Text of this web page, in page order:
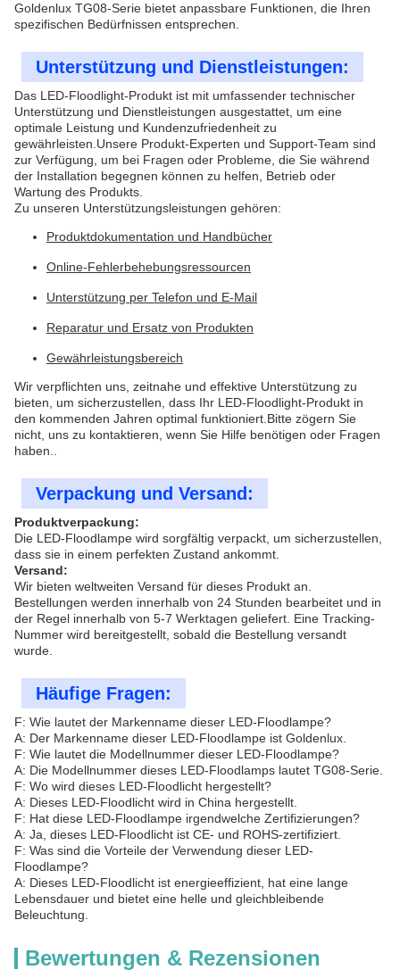
Goldenlux TG08-Serie bietet anpassbare Funktionen, die Ihren
spezifischen Bedürfnissen entsprechen.
Unterstützung und Dienstleistungen:
Das LED-Floodlight-Produkt ist mit umfassender technischer
Unterstützung und Dienstleistungen ausgestattet, um eine
optimale Leistung und Kundenzufriedenheit zu
gewährleisten.Unsere Produkt-Experten und Support-Team sind
zur Verfügung, um bei Fragen oder Probleme, die Sie während
der Installation begegnen können zu helfen, Betrieb oder
Wartung des Produkts.
Zu unseren Unterstützungsleistungen gehören:
Produktdokumentation und Handbücher
Online-Fehlerbehebungsressourcen
Unterstützung per Telefon und E-Mail
Reparatur und Ersatz von Produkten
Gewährleistungsbereich
Wir verpflichten uns, zeitnahe und effektive Unterstützung zu
bieten, um sicherzustellen, dass Ihr LED-Floodlight-Produkt in
den kommenden Jahren optimal funktioniert.Bitte zögern Sie
nicht, uns zu kontaktieren, wenn Sie Hilfe benötigen oder Fragen
haben..
Verpackung und Versand:
Produktverpackung:
Die LED-Floodlampe wird sorgfältig verpackt, um sicherzustellen,
dass sie in einem perfekten Zustand ankommt.
Versand:
Wir bieten weltweiten Versand für dieses Produkt an.
Bestellungen werden innerhalb von 24 Stunden bearbeitet und in
der Regel innerhalb von 5-7 Werktagen geliefert. Eine Tracking-
Nummer wird bereitgestellt, sobald die Bestellung versandt
wurde.
Häufige Fragen:
F: Wie lautet der Markenname dieser LED-Floodlampe?
A: Der Markenname dieser LED-Floodlampe ist Goldenlux.
F: Wie lautet die Modellnummer dieser LED-Floodlampe?
A: Die Modellnummer dieses LED-Floodlamps lautet TG08-Serie.
F: Wo wird dieses LED-Floodlicht hergestellt?
A: Dieses LED-Floodlicht wird in China hergestellt.
F: Hat diese LED-Floodlampe irgendwelche Zertifizierungen?
A: Ja, dieses LED-Floodlicht ist CE- und ROHS-zertifiziert.
F: Was sind die Vorteile der Verwendung dieser LED-
Floodlampe?
A: Dieses LED-Floodlicht ist energieeffizient, hat eine lange
Lebensdauer und bietet eine helle und gleichbleibende
Beleuchtung.
Bewertungen & Rezensionen